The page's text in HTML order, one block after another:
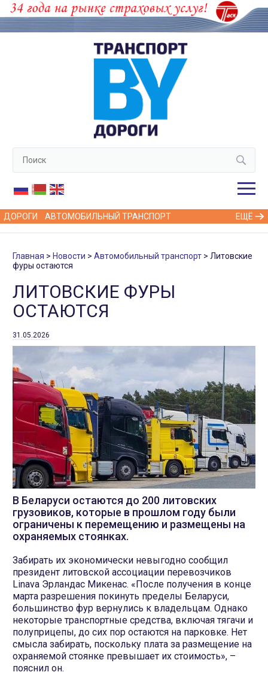
ДОРОГИ АВТОМОБИЛЬНЫЙ ТРАНСПОРТ ЕЩЁ
Главная Новости Автомобильный транспорт
Литовские
фуры остаются
ЛИТОВСКИЕ ФУРЫ
ОСТАЮТСЯ
31.05.2026
В Беларуси остаются до 200 литовских
грузовиков, которые в прошлом году были
ограничены к перемещению и размещены на
охраняемых стоянках.
Забирать их экономически невыгодно сообщил
президент литовской ассоциации перевозчиков
Linava Эрландас Микенас. «После получения в конце
марта разрешения покинуть пределы Беларуси,
большинство фур вернулись к владельцам. Однако
некоторые транспортные средства, включая тягачи и
полуприцепы, до сих пор остаются на парковке. Нет
смысла забирать, поскольку плата за размещение на
охраняемой стоянке превышает их стоимость», –
пояснил он.